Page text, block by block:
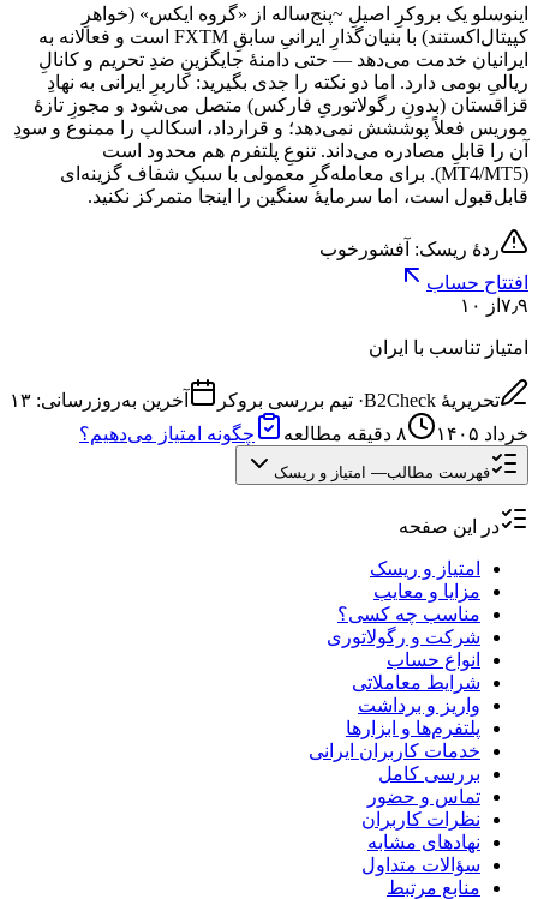
اینوسلو یک بروکرِ اصیلِ ~پنج‌ساله از «گروه ایکس» (خواهرِ
کپیتال‌اکستند) با بنیان‌گذارِ ایرانیِ سابقِ FXTM است و فعالانه به
ایرانیان خدمت می‌دهد — حتی دامنهٔ جایگزینِ ضدِ تحریم و کانالِ
ریالیِ بومی دارد. اما دو نکته را جدی بگیرید: کاربرِ ایرانی به نهادِ
قزاقستان (بدونِ رگولاتوریِ فارکس) متصل می‌شود و مجوزِ تازهٔ
موریس فعلاً پوششش نمی‌دهد؛ و قرارداد، اسکالپ را ممنوع و سودِ
آن را قابلِ مصادره می‌داند. تنوعِ پلتفرم هم محدود است
(MT4/MT5). برای معامله‌گرِ معمولی با سبکِ شفاف گزینه‌ای
قابل‌قبول است، اما سرمایهٔ سنگین را اینجا متمرکز نکنید.
ردهٔ ریسک: آفشور خوب
افتتاح حساب
۷٫۹ از ۱۰
امتیاز تناسب با ایران
تحریریهٔ B2Check · تیم بررسی بروکر آخرین به‌روزرسانی: ۱۳
خرداد ۱۴۰۵
۸ دقیقه مطالعه چگونه امتیاز می‌دهیم؟
فهرست مطالب— امتیاز و ریسک
در این صفحه
امتیاز و ریسک
مزایا و معایب
مناسب چه کسی؟
شرکت و رگولاتوری
انواع حساب
شرایط معاملاتی
واریز و برداشت
پلتفرم‌ها و ابزارها
خدمات کاربران ایرانی
بررسی کامل
تماس و حضور
نظرات کاربران
نهادهای مشابه
سؤالات متداول
منابع مرتبط